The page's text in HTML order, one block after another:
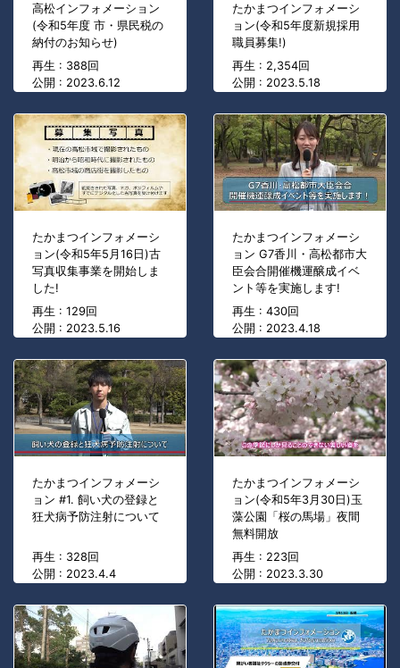
高松インフォメーション
(令和5年度 市・県民税の
納付のお知らせ)
再生 : 388回
公開 : 2023.6.12
たかまつインフォメーシ
ョン(令和5年度新規採用
職員募集!)
再生 : 2,354回
公開 : 2023.5.18
たかまつインフォメーシ
ョン(令和5年5月16日)古
写真収集事業を開始しま
した!
再生 : 129回
公開 : 2023.5.16
たかまつインフォメーシ
ョン G7香川・高松都市大
臣会合開催機運醸成イベ
ント等を実施します!
再生 : 430回
公開 : 2023.4.18
たかまつインフォメーシ
ョン #1. 飼い犬の登録と
狂犬病予防注射について
再生 : 328回
公開 : 2023.4.4
たかまつインフォメーシ
ョン(令和5年3月30日)玉
藻公園「桜の馬場」夜間
無料開放
再生 : 223回
公開 : 2023.3.30